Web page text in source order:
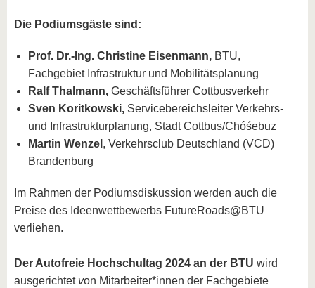
Die Podiumsgäste sind:
Prof. Dr.-Ing. Christine Eisenmann, BTU,
Fachgebiet Infrastruktur und Mobilitätsplanung
Ralf Thalmann, Geschäftsführer Cottbusverkehr
Sven Koritkowski, Servicebereichsleiter Verkehrs-
und Infrastrukturplanung, Stadt Cottbus/Chóśebuz
Martin Wenzel , Verkehrsclub Deutschland (VCD)
Brandenburg
Im Rahmen der Podiumsdiskussion werden auch die
Preise des Ideenwettbewerbs FutureRoads@BTU
verliehen.
Der Autofreie Hochschultag 2024 an der BTU wird
ausgerichtet von Mitarbeiter*innen der Fachgebiete